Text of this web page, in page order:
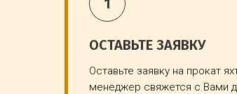
ОСТАВЬТЕ ЗАЯВКУ
Оставьте заявку на прокат
менеджер свяжется с Вами